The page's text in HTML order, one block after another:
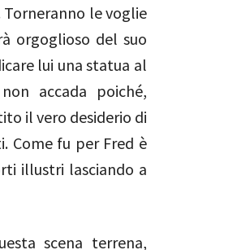
Torneranno le voglie
orgoglioso del suo
lui una statua al
accada poiché,
il vero desiderio di
Come fu per Fred è
illustri lasciando a
scena terrena,